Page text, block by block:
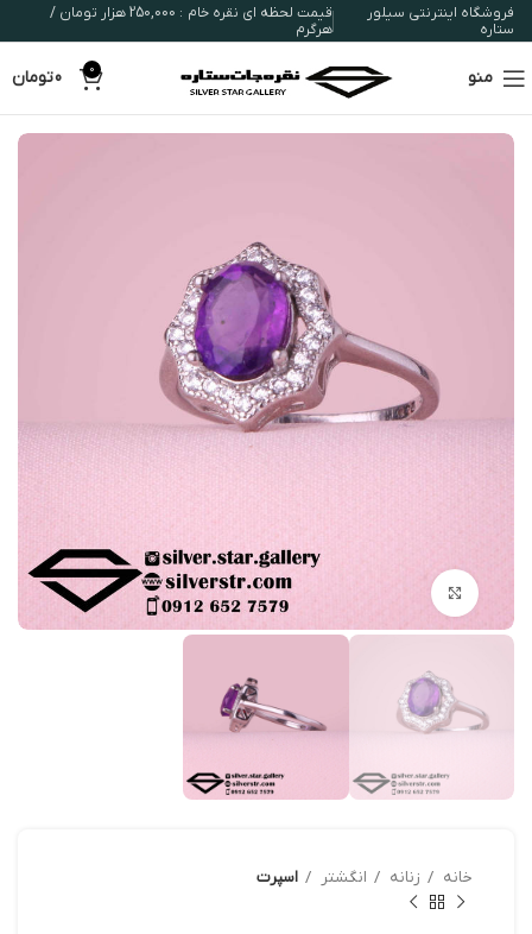
فروشگاه اینترنتی سیلور
ستاره
قیمت لحظه ای نقره خام : 250,000 هزار تومان /
هرگرم
منو 0
0تومان
خانه زنانه انگشتر اسپرت